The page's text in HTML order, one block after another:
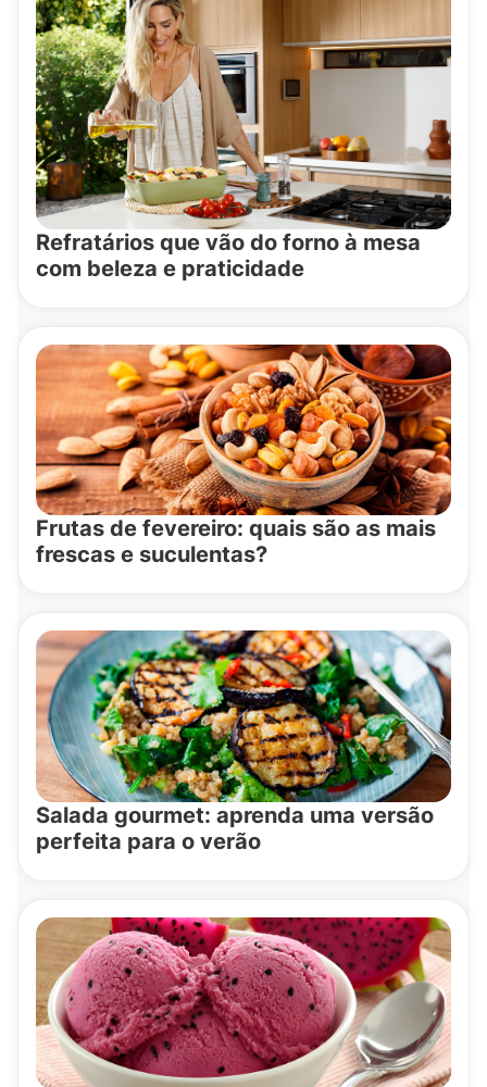
Refratários que vão do forno à mesa
com beleza e praticidade
Frutas de fevereiro: quais são as mais
frescas e suculentas?
Salada gourmet: aprenda uma versão
perfeita para o verão